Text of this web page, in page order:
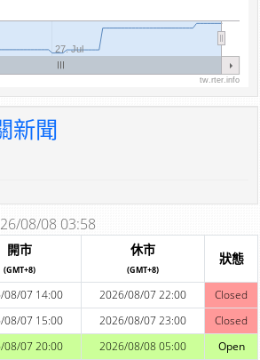
27. Jul
tw.rter.info
新聞
08/08 03:58
開市
(GMT+8)
休市
(GMT+8)
狀態
08/07 14:00 2026/08/07 22:00
Closed
08/07 15:00 2026/08/07 23:00
Closed
08/07 20:00 2026/08/08 05:00
Open